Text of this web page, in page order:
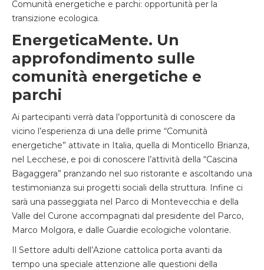
Comunità energetiche e parchi: opportunità per la
transizione ecologica.
EnergeticaMente. Un
approfondimento sulle
comunità energetiche e
parchi
Ai partecipanti verrà data l’opportunità di conoscere da
vicino l’esperienza di una delle prime “Comunità
energetiche” attivate in Italia, quella di Monticello Brianza,
nel Lecchese, e poi di conoscere l’attività della “Cascina
Bagaggera” pranzando nel suo ristorante e ascoltando una
testimonianza sui progetti sociali della struttura. Infine ci
sarà una passeggiata nel Parco di Montevecchia e della
Valle del Curone accompagnati dal presidente del Parco,
Marco Molgora, e dalle Guardie ecologiche volontarie.
Il Settore adulti dell’Azione cattolica porta avanti da
tempo una speciale attenzione alle questioni della